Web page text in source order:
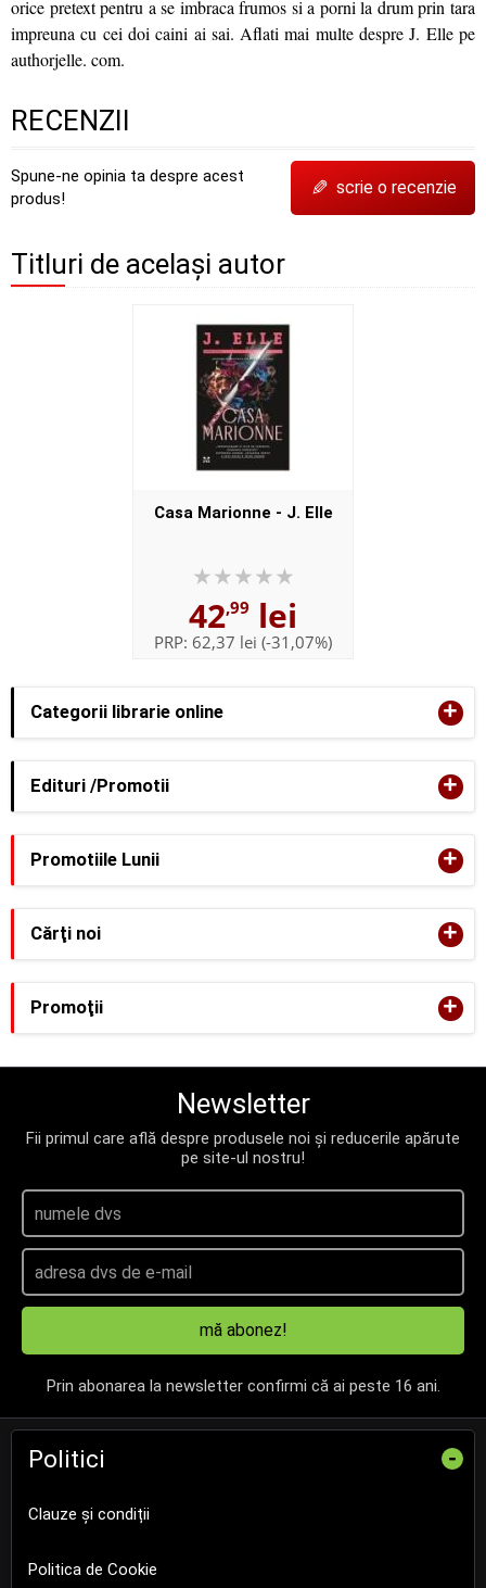
Categorii librarie online +
Edituri /Promotii +
orice pretext pentru a se imbraca frumos si a porni la drum prin tara
impreuna cu cei doi caini ai sai. Aflati mai multe despre J. Elle pe
authorjelle. com.
RECENZII
Spune-ne opinia ta despre acest
produs!
✎ scrie o recenzie
Titluri de același autor
Casa Marionne - J. Elle
42,99 lei
PRP: 62,37 lei (-31,07%)
Promotiile Lunii +
Cărţi noi +
Promoţii +
Newsletter
Fii primul care află despre produsele noi și reducerile apărute
pe site-ul nostru!
mă abonez!
Prin abonarea la newsletter confirmi că ai peste 16 ani.
Politici -
Clauze și condiții
Politica de Cookie